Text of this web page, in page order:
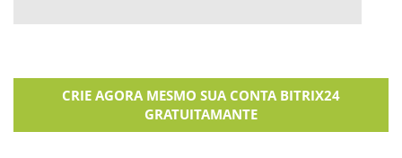
CRIE AGORA MESMO SUA CONTA BITRIX24
GRATUITAMANTE